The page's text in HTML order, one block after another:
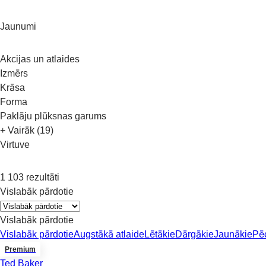
Jaunumi
Akcijas un atlaides
Izmērs
Krāsa
Forma
Paklāju plūksnas garums
+ Vairāk (19)
Virtuve
1 103 rezultāti
Vislabāk pārdotie
Vislabāk pārdotie
Vislabāk pārdotieAugstākā atlaideLētākieDārgākieJaunākie
Premium
Ted Baker